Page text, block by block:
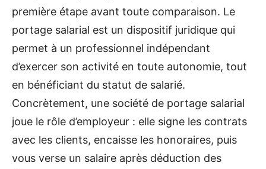
première étape avant toute comparaison. Le
portage salarial est un dispositif juridique qui
permet à un professionnel indépendant
d’exercer son activité en toute autonomie, tout
en bénéficiant du statut de salarié.
Concrètement, une société de portage salarial
joue le rôle d’employeur : elle signe les contrats
avec les clients, encaisse les honoraires, puis
vous verse un salaire après déduction des